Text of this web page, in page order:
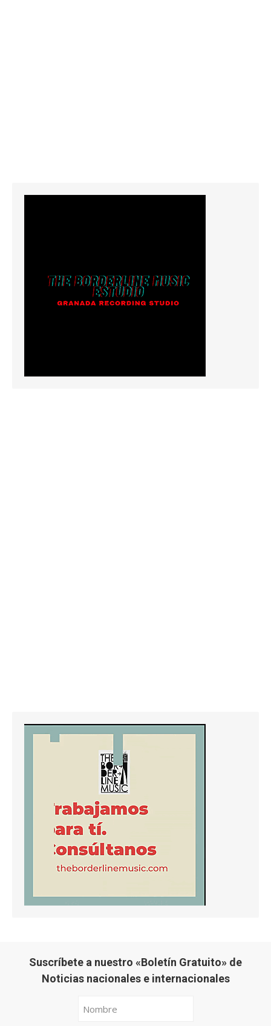
Suscríbete a nuestro «Boletín Gratuito» de
Noticias nacionales e internacionales